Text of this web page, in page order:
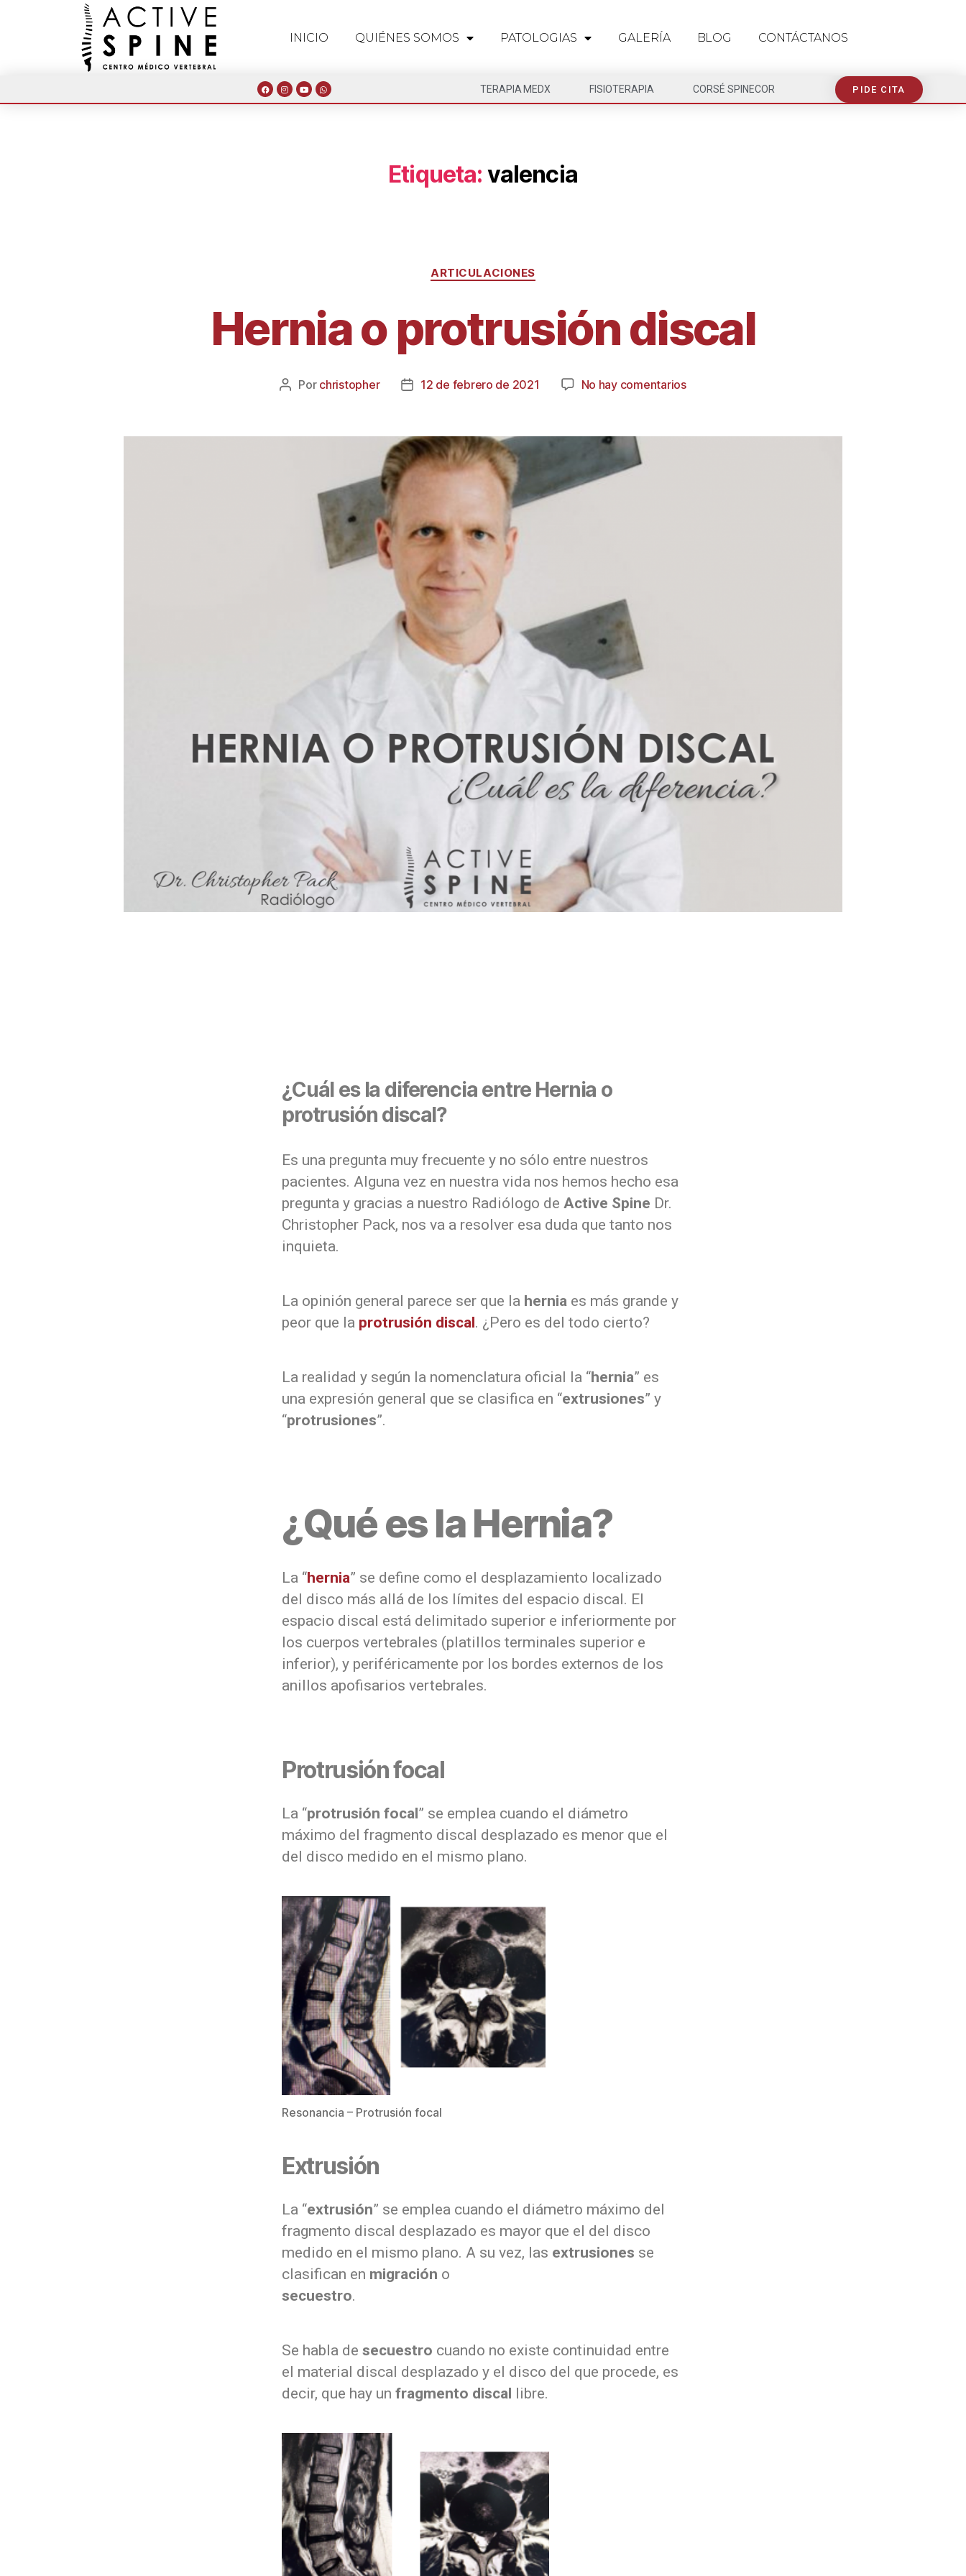
INICIO QUIÉNES SOMOS PATOLOGIAS GALERÍA BLOG CONTÁCTANOS
TERAPIA MEDX FISIOTERAPIA CORSÉ SPINECOR PIDE CITA
Etiqueta: valencia
ARTICULACIONES
Hernia o protrusión discal
Por christopher 12 de febrero de 2021 No hay comentarios
¿Cuál es la diferencia entre Hernia o
protrusión discal?
Es una pregunta muy frecuente y no sólo entre nuestros
pacientes. Alguna vez en nuestra vida nos hemos hecho esa
pregunta y gracias a nuestro Radiólogo de Active Spine Dr.
Christopher Pack, nos va a resolver esa duda que tanto nos
inquieta.
La opinión general parece ser que la hernia es más grande y
peor que la protrusión discal. ¿Pero es del todo cierto?
La realidad y según la nomenclatura oficial la “hernia” es
una expresión general que se clasifica en “extrusiones” y
“protrusiones”.
¿Qué es la Hernia?
La “hernia” se define como el desplazamiento localizado
del disco más allá de los límites del espacio discal. El
espacio discal está delimitado superior e inferiormente por
los cuerpos vertebrales (platillos terminales superior e
inferior), y periféricamente por los bordes externos de los
anillos apofisarios vertebrales.
Protrusión focal
La “protrusión focal” se emplea cuando el diámetro
máximo del fragmento discal desplazado es menor que el
del disco medido en el mismo plano.
Resonancia – Protrusión focal
Extrusión
La “extrusión” se emplea cuando el diámetro máximo del
fragmento discal desplazado es mayor que el del disco
medido en el mismo plano. A su vez, las extrusiones se
clasifican en migración o
secuestro.
Se habla de secuestro cuando no existe continuidad entre
el material discal desplazado y el disco del que procede, es
decir, que hay un fragmento discal libre.